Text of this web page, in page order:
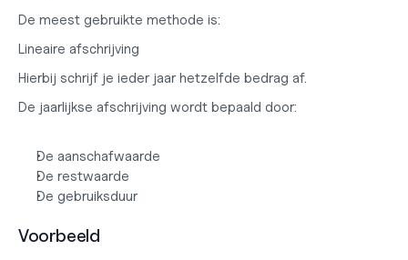
De meest gebruikte methode is:
Lineaire afschrijving
Hierbij schrijf je ieder jaar hetzelfde bedrag af.
De jaarlijkse afschrijving wordt bepaald door:
De aanschafwaarde
De restwaarde
De gebruiksduur
Voorbeeld